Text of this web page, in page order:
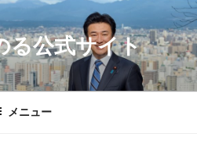
る公式サイト
メニュー